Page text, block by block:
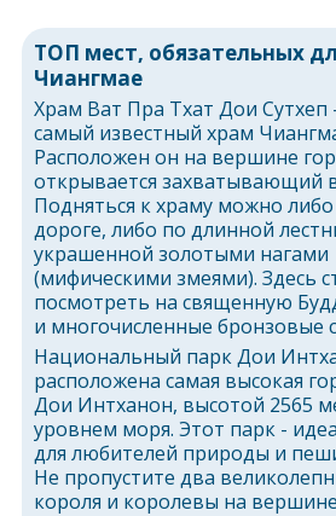
ТОП мест, обязательных
Чиангмае
Храм Ват Пра Тхат Дои
самый известный храм
Расположен он на вершине
открывается захватывающий
Подняться к храму можно
дороге, либо по длинной
украшенной золотыми нагами
(мифическими змеями). Здесь
посмотреть на священную
и многочисленные бронзовые
Национальный парк Дои
расположена самая высокая
Дои Интханон, высотой 2565
уровнем моря. Этот парк -
для любителей природы и
Не пропустите два
короля и королевы на